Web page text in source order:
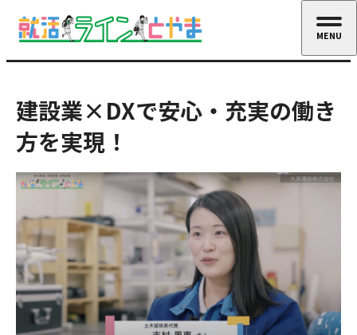
建設業×DXで安心・充実の働き
方を実現！
MENU